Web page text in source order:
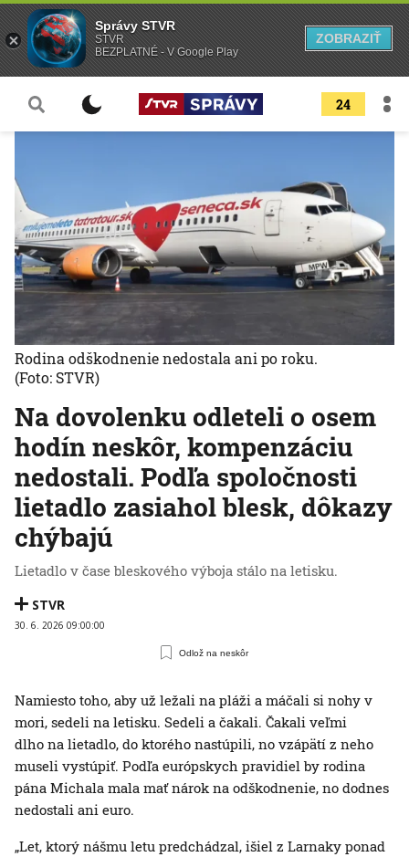
24
Na dovolenku odleteli o osem
hodín neskôr, kompenzáciu
nedostali. Podľa spoločnosti
lietadlo zasiahol blesk, dôkazy
chýbajú
Lietadlo v čase bleskového výboja stálo na letisku.
STVR
30. 6. 2026 09:00:00
Odlož na neskôr
Rodina odškodnenie nedostala ani po roku.
(Foto: STVR)
Namiesto toho, aby už ležali na pláži a máčali si nohy v
mori, sedeli na letisku. Sedeli a čakali. Čakali veľmi
dlho na lietadlo, do ktorého nastúpili, no vzápätí z neho
museli vystúpiť. Podľa európskych pravidiel by rodina
pána Michala mala mať nárok na odškodnenie, no dodnes
nedostali ani euro.
„Let, ktorý nášmu letu predchádzal, išiel z Larnaky ponad
Správy STVR
STVR
BEZPLATNÉ - V Google Play
ZOBRAZIŤ